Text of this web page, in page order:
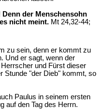
Denn der Menschensohn
nicht meint. Mt 24,32-44;
zu sein, denn er kommt zu
Und er sagt, wenn der
und Fürst dieser
Stunde "der Dieb" kommt, so
Paulus in seinem ersten
auf den Tag des Herrn.